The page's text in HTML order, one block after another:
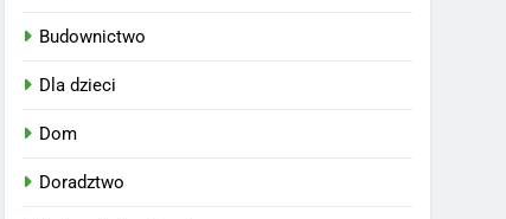
Budownictwo
Dla dzieci
Dom
Doradztwo